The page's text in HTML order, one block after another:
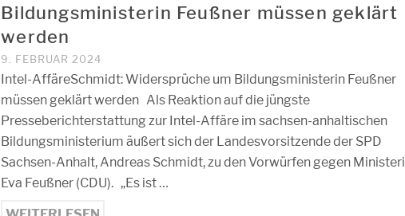
Bildungsministerin Feußner müssen geklärt
werden
9. FEBRUAR 2024
Intel-AffäreSchmidt: Widersprüche um Bildungsministerin Feußner
müssen geklärt werden Als Reaktion auf die jüngste
Presseberichterstattung zur Intel-Affäre im sachsen-anhaltischen
Bildungsministerium äußert sich der Landesvorsitzende der SPD
Sachsen-Anhalt, Andreas Schmidt, zu den Vorwürfen gegen
Eva Feußner (CDU). „Es ist …